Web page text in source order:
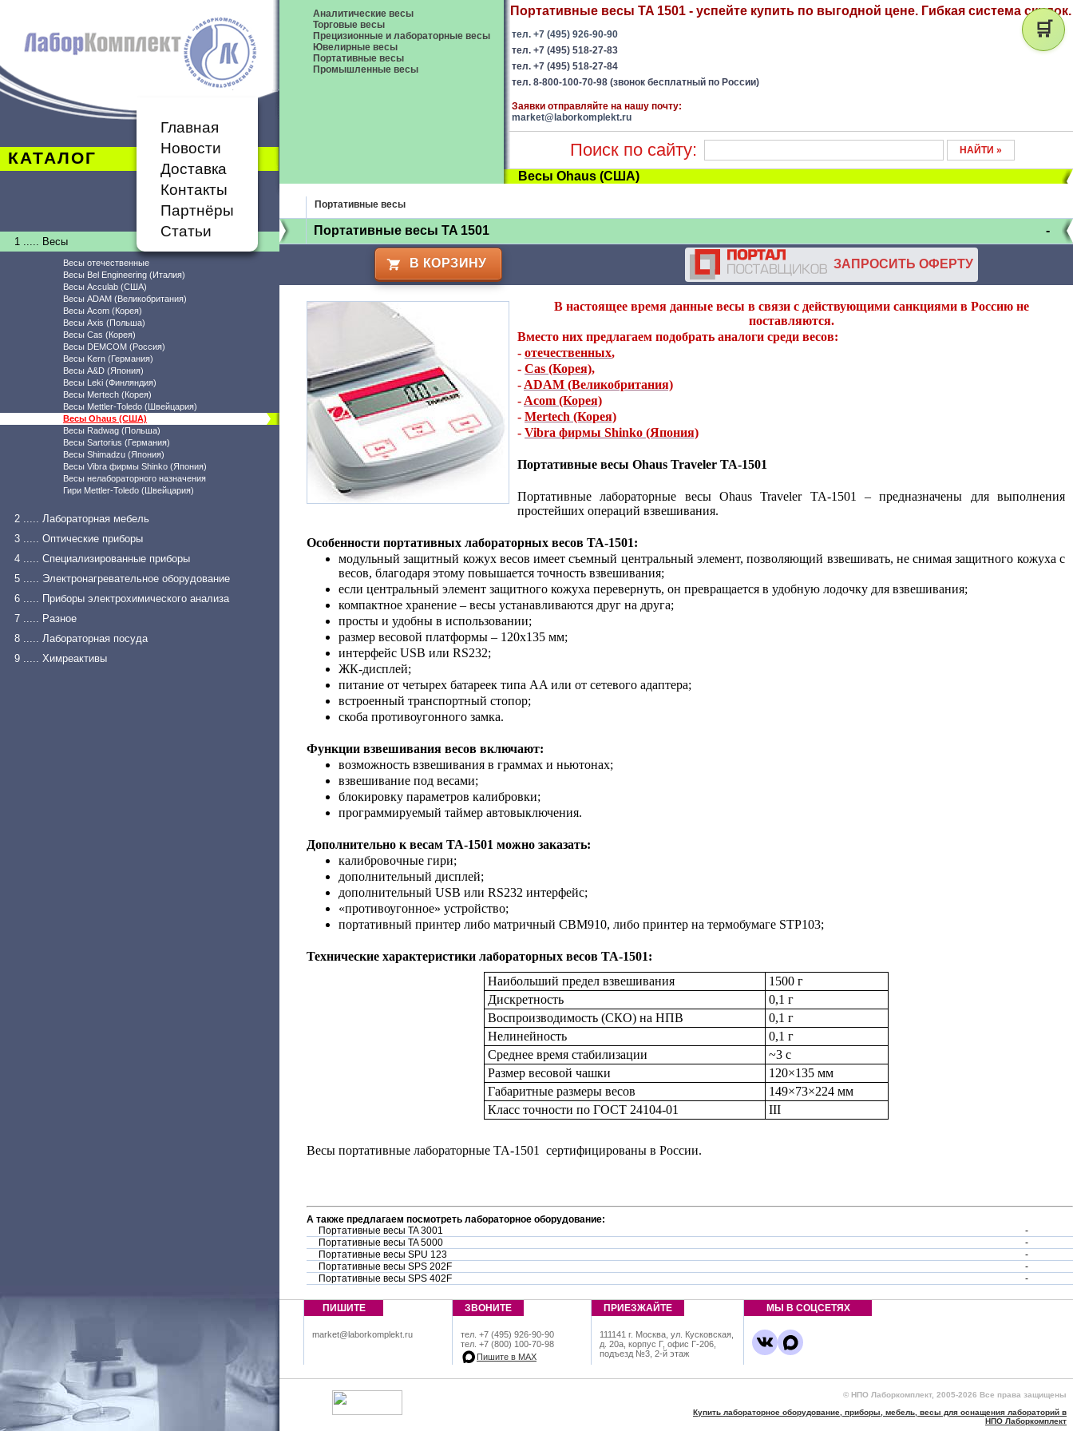
КАТАЛОГ
Главная
Новости
Доставка
Контакты
Партнёры
Статьи
1 ..... Весы
Весы отечественные
Весы Bel Engineering (Италия)
Весы Acculab (США)
Весы ADAM (Великобритания)
Весы Acom (Корея)
Весы Axis (Польша)
Весы Cas (Корея)
Весы DEMCOM (Россия)
Весы Kern (Германия)
Весы A&D (Япония)
Весы Leki (Финляндия)
Весы Mertech (Корея)
Весы Mettler-Toledo (Швейцария)
Весы Ohaus (США)
Весы Radwag (Польша)
Весы Sartorius (Германия)
Весы Shimadzu (Япония)
Весы Vibra фирмы Shinko (Япония)
Весы нелабораторного назначения
Гири Mettler-Toledo (Швейцария)
2 ..... Лабораторная мебель
3 ..... Оптические приборы
4 ..... Специализированные приборы
5 ..... Электронагревательное оборудование
6 ..... Приборы электрохимического анализа
7 ..... Разное
8 ..... Лабораторная посуда
9 ..... Химреактивы
Аналитические весы
Торговые весы
Прецизионные и лабораторные весы
Ювелирные весы
Портативные весы
Промышленные весы
Портативные весы TA 1501 - успейте купить по выгодной цене. Гибкая система скидок.
тел. +7 (495) 926-90-90
тел. +7 (495) 518-27-83
тел. +7 (495) 518-27-84
тел. 8-800-100-70-98 (звонок бесплатный по России)
Заявки отправляйте на нашу почту:
market@laborkomplekt.ru
Поиск по сайту:
Весы Ohaus (США)
Портативные весы
Портативные весы TA 1501 -
В КОРЗИНУ ЗАПРОСИТЬ ОФЕРТУ
В настоящее время данные весы в связи с действующими санкциями в Россию не
поставляются.
Вместо них предлагаем подобрать аналоги среди весов:
- отечественных,
- Cas (Корея),
- ADAM (Великобритания)
- Acom (Корея)
- Mertech (Корея)
- Vibra фирмы Shinko (Япония)
Портативные весы Ohaus Traveler ТА-1501
Портативные лабораторные весы Ohaus Traveler ТА-1501 – предназначены для выполнения
простейших операций взвешивания.
Особенности портативных лабораторных весов ТА-1501:
модульный защитный кожух весов имеет съемный центральный элемент, позволяющий взвешивать, не снимая защитного кожуха с
весов, благодаря этому повышается точность взвешивания;
если центральный элемент защитного кожуха перевернуть, он превращается в удобную лодочку для взвешивания;
компактное хранение – весы устанавливаются друг на друга;
просты и удобны в использовании;
размер весовой платформы – 120х135 мм;
интерфейс USB или RS232;
ЖК-дисплей;
питание от четырех батареек типа AA или от сетевого адаптера;
встроенный транспортный стопор;
скоба противоугонного замка.
Функции взвешивания весов включают:
возможность взвешивания в граммах и ньютонах;
взвешивание под весами;
блокировку параметров калибровки;
программируемый таймер автовыключения.
Дополнительно к весам ТА-1501 можно заказать:
калибровочные гири;
дополнительный дисплей;
дополнительный USB или RS232 интерфейс;
«противоугонное» устройство;
портативный принтер либо матричный CBM910, либо принтер на термобумаге STP103;
Технические характеристики лабораторных весов ТА-1501:
Наибольший предел взвешивания
1500 г
Дискретность
0,1 г
Воспроизводимость (СКО) на НПВ
0,1 г
Нелинейность
0,1 г
Среднее время стабилизации
~3 с
Размер весовой чашки
120×135 мм
Габаритные размеры весов
149×73×224 мм
Класс точности по ГОСТ 24104-01
III
Весы портативные лабораторные ТА-1501 сертифицированы в России.
А также предлагаем посмотреть лабораторное оборудование:
Портативные весы TA 3001
-
Портативные весы TA 5000
-
Портативные весы SPU 123
-
Портативные весы SPS 202F
-
Портативные весы SPS 402F
-
ПИШИТЕ
market@laborkomplekt.ru
ЗВОНИТЕ
тел. +7 (495) 926-90-90
тел. +7 (800) 100-70-98
Пишите в МАХ
ПРИЕЗЖАЙТЕ
111141 г. Москва, ул. Кусковская,
д. 20а, корпус Г, офис Г-206,
подъезд №3, 2-й этаж
МЫ В СОЦСЕТЯХ
© НПО Лаборкомплект, 2005-2026 Все права защищены
Купить лабораторное оборудование, приборы, мебель, весы для оснащения лабораторий в
НПО Лаборкомплект
🛒